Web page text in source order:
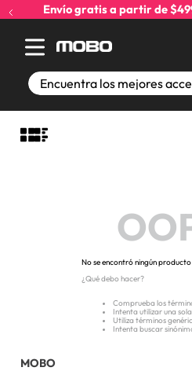
Envío gratis a partir de
Encuentra los mejores
No se encontró ningún producto
¿Qué debo hacer?
Comprueba los
Intenta utilizar una
Utiliza términos
Intenta buscar
MOBO